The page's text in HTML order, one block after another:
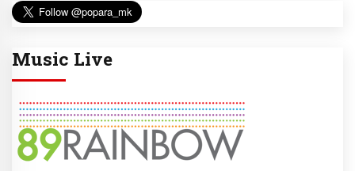
Music Live